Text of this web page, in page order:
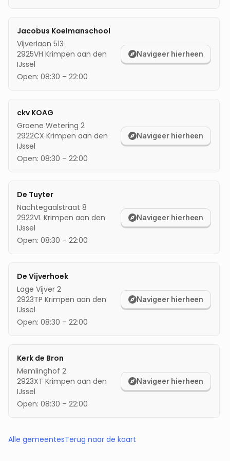
Jacobus Koelmanschool
Vijverlaan 513
2925VH Krimpen aan den
IJssel
Open: 08:30 – 22:00
Navigeer hierheen
ckv KOAG
Groene Wetering 2
2922CX Krimpen aan den
IJssel
Open: 08:30 – 22:00
Navigeer hierheen
De Tuyter
Nachtegaalstraat 8
2922VL Krimpen aan den
IJssel
Open: 08:30 – 22:00
Navigeer hierheen
De Vijverhoek
Lage Vijver 2
2923TP Krimpen aan den
IJssel
Open: 08:30 – 22:00
Navigeer hierheen
Kerk de Bron
Memlinghof 2
2923XT Krimpen aan den
IJssel
Open: 08:30 – 22:00
Navigeer hierheen
Alle gemeentesTerug naar de kaart